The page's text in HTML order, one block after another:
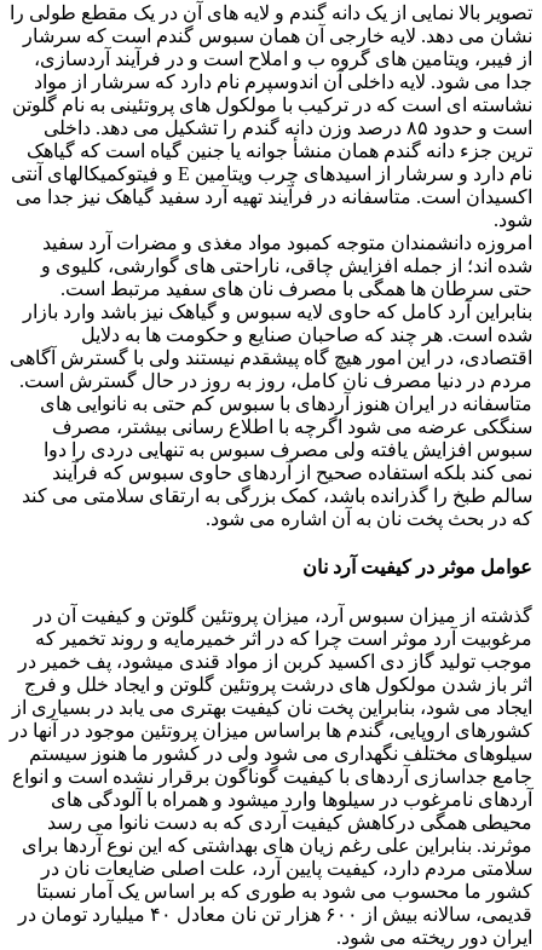
تصویر بالا نمایی از یک دانه گندم و لایه های آن در یک مقطع طولی را
نشان می دهد. لایه خارجی آن همان سبوس گندم است که سرشار
از فیبر، ویتامین های گروه ب و املاح است و در فرآیند آردسازی،
جدا می شود. لایه داخلی آن اندوسپرم نام دارد که سرشار از مواد
نشاسته ای است که در ترکیب با مولکول های پروتئینی به نام گلوتن
است و حدود ۸۵ درصد وزن دانه گندم را تشکیل می دهد. داخلی
ترین جزء دانه گندم همان منشأ جوانه یا جنین گیاه است که گیاهک
نام دارد و سرشار از اسیدهای چرب ویتامین E و فیتوکمیکالهای آنتی
اکسیدان است. متاسفانه در فرآیند تهیه آرد سفید گیاهک نیز جدا می
شود.
امروزه دانشمندان متوجه کمبود مواد مغذی و مضرات آرد سفید
شده اند؛ از جمله افزایش چاقی، ناراحتی های گوارشی، کلیوی و
حتی سرطان ها همگی با مصرف نان های سفید مرتبط است.
بنابراین آرد کامل که حاوی لایه سبوس و گیاهک نیز باشد وارد بازار
شده است. هر چند که صاحبان صنایع و حکومت ها به دلایل
اقتصادی، در این امور هیچ گاه پیشقدم نیستند ولی با گسترش آگاهی
مردم در دنیا مصرف نان کامل، روز به روز در حال گسترش است.
متاسفانه در ایران هنوز آردهای با سبوس کم حتی به نانوایی های
سنگکی عرضه می شود اگرچه با اطلاع رسانی بیشتر، مصرف
سبوس افزایش یافته ولی مصرف سبوس به تنهایی دردی را دوا
نمی کند بلکه استفاده صحیح از آردهای حاوی سبوس که فرآیند
سالم طبخ را گذرانده باشد، کمک بزرگی به ارتقای سلامتی می کند
که در بحث پخت نان به آن اشاره می شود.
عوامل موثر در کیفیت آرد نان
گذشته از میزان سبوس آرد، میزان پروتئین گلوتن و کیفیت آن در
مرغوبیت آرد موثر است چرا که در اثر خمیرمایه و روند تخمیر که
موجب تولید گاز دی اکسید کربن از مواد قندی میشود، پف خمیر در
اثر باز شدن مولکول های درشت پروتئین گلوتن و ایجاد خلل و فرج
ایجاد می شود، بنابراین پخت نان کیفیت بهتری می یابد در بسیاری از
کشورهای اروپایی، گندم ها براساس میزان پروتئین موجود در آنها در
سیلوهای مختلف نگهداری می شود ولی در کشور ما هنوز سیستم
جامع جداسازی آردهای با کیفیت گوناگون برقرار نشده است و انواع
آردهای نامرغوب در سیلوها وارد میشود و همراه با آلودگی های
محیطی همگی درکاهش کیفیت آردی که به دست نانوا می رسد
موثرند. بنابراین علی رغم زیان های بهداشتی که این نوع آردها برای
سلامتی مردم دارد، کیفیت پایین آرد، علت اصلی ضایعات نان در
کشور ما محسوب می شود به طوری که بر اساس یک آمار نسبتا
قدیمی، سالانه بیش از ۶۰۰ هزار تن نان معادل ۴۰ میلیارد تومان در
ایران دور ریخته می شود.